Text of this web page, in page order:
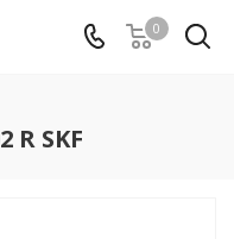
0
SKF